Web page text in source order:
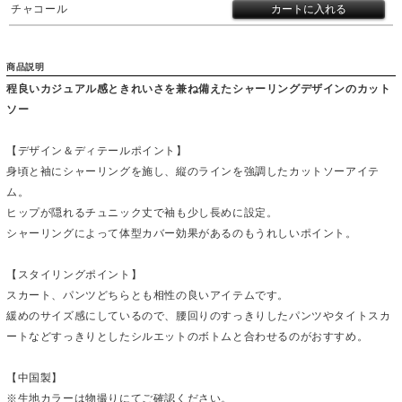
チャコール
商品説明
程良いカジュアル感ときれいさを兼ね備えたシャーリングデザインのカット
ソー
【デザイン＆ディテールポイント】
身頃と袖にシャーリングを施し、縦のラインを強調したカットソーアイテ
ム。
ヒップが隠れるチュニック丈で袖も少し長めに設定。
シャーリングによって体型カバー効果があるのもうれしいポイント。
【スタイリングポイント】
スカート、パンツどちらとも相性の良いアイテムです。
緩めのサイズ感にしているので、腰回りのすっきりしたパンツやタイトスカ
ートなどすっきりとしたシルエットのボトムと合わせるのがおすすめ。
【中国製】
※生地カラーは物撮りにてご確認ください。